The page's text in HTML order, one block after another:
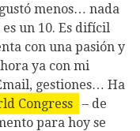
menos… nada
un 10. Es difícil
con una pasión y
ya con mi
gestiones… Ha
Congress
– de
para hoy se